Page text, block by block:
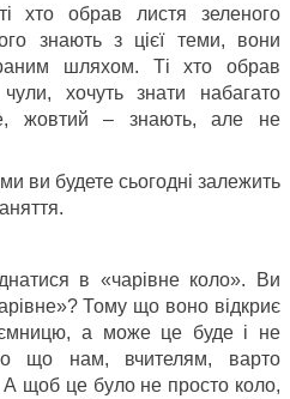
хто обрав листя зеленого
знають з цієї теми, вони
шляхом. Ті хто обрав
хочуть знати набагато
жовтий – знають, але не
ви будете сьогодні залежить
в «чарівне коло». Ви
Тому що воно відкриє
а може це буде і не
що нам, вчителям, варто
А щоб це було не просто коло,